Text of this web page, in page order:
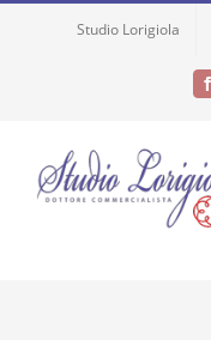
Studio Lorigiola